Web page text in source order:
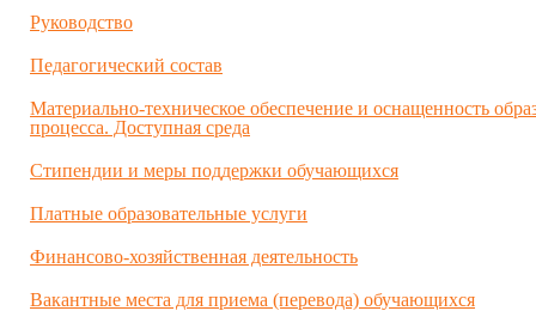
Руководство
Педагогический состав
Материально-техническое обеспечение и оснащенность
процесса. Доступная среда
Стипендии и меры поддержки обучающихся
Платные образовательные услуги
Финансово-хозяйственная деятельность
Вакантные места для приема (перевода) обучающихся